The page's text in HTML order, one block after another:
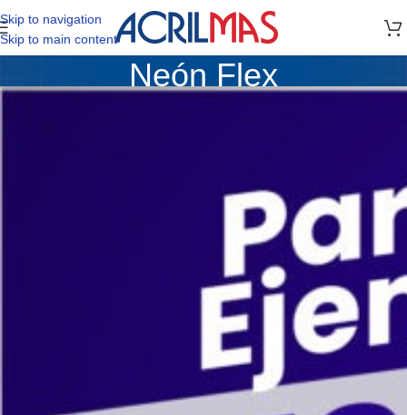
Skip to navigation
Skip to main content
Neón Flex